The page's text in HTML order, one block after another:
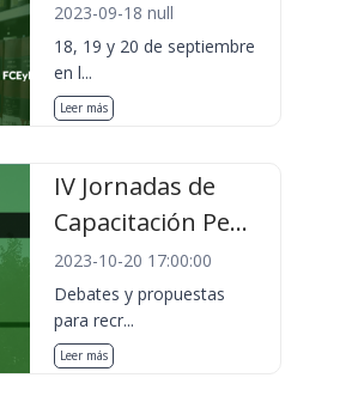
2023-09-18 null
18, 19 y 20 de septiembre
en l...
Leer más
IV Jornadas de
Capacitación Pe...
2023-10-20 17:00:00
Debates y propuestas
para recr...
Leer más